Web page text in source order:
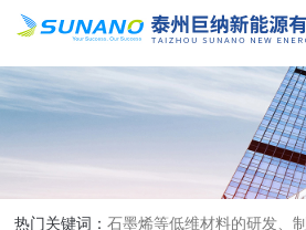
热门关键词：石墨烯等低维材料的研发、